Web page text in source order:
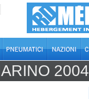
2004